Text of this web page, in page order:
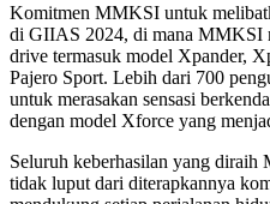
Komitmen MMKSI untuk
di GIIAS 2024, di mana MMKSI
drive termasuk model Xpander,
Pajero Sport. Lebih dari 700
untuk merasakan sensasi
dengan model Xforce yang
Seluruh keberhasilan yang
tidak luput dari diterapkannya